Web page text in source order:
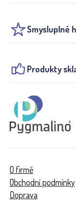
Smysluplné
Produkty
O firmě
Obchodní podmínky
Doprava